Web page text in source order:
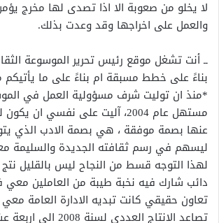
لا يخلو من صعوبة الا اذا تصدى لها مخرج
والعمل على اخراجها وقد وعدت بذلك.
ــ أنت تشغل موقع رئيس تحرير الموسوعة
بناءً على خطط مسبقة ام بناءً على ما
*منذ ان توليت شرف مسؤولية العمل في
مستهل عام 2004، آليت على نفسي ان
عنها بصمة موفقة ، هي بصمة الادب الذي
ليسهم في رسم ثقافته الجديدة والسليمة
لهذا التوجه قسط من النجاح ليس بالقليل
دائب شارك فيه نخبة طيبة من العاملين
تعاون حقيقي كانت تبديه الادارة العامة
تصاعد الانتاج العددي